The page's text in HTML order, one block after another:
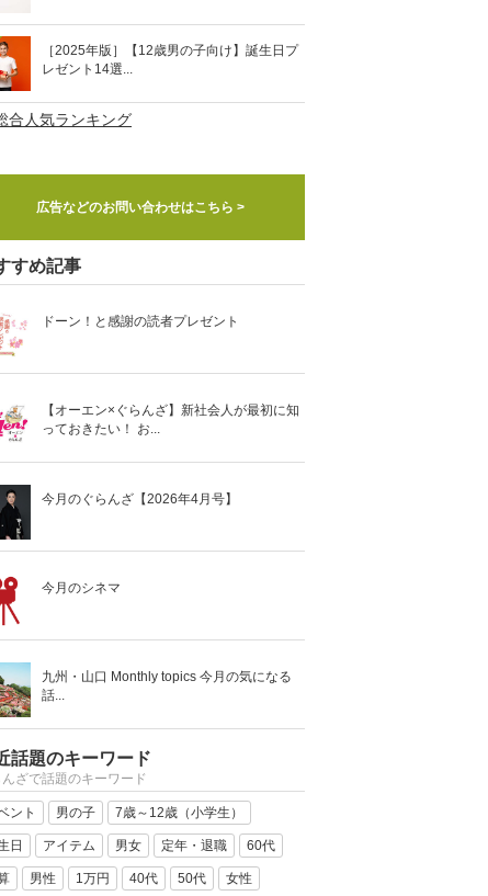
［2025年版］【12歳男の子向け】誕生日プ
レゼント14選...
合人気ランキング
広告などのお問い合わせはこちら >
すめ記事
ドーン！と感謝の読者プレゼント
【オーエン×ぐらんざ】新社会人が最初に知
っておきたい！ お...
今月のぐらんざ【2026年4月号】
今月のシネマ
九州・山口 Monthly topics 今月の気になる
話...
話題のキーワード
んざで話題のキーワード
ント 男の子 7歳～12歳（小学生）
日 アイテム 男女 定年・退職 60代
男性 1万円 40代 50代 女性